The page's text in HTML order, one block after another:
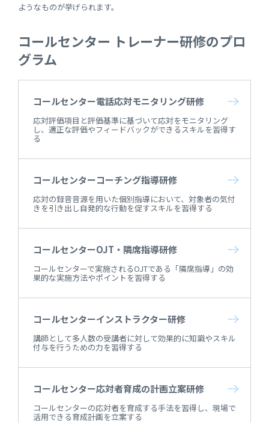
ようなものが挙げられます。
コールセンター トレーナー研修のプロ
グラム
コールセンター電話応対モニタリング研修
応対評価項目と評価基準に基づいて応対をモニタリング
し、適正な評価やフィードバックができるスキルを習得す
る
コールセンターコーチング指導研修
応対の録音音源を用いた個別指導において、対象者の気付
きを引き出し自発的な行動を促すスキルを習得する
コールセンターOJT・隣席指導研修
コールセンターで実施されるOJTである「隣席指導」の効
果的な実施方法やポイントを習得する
コールセンターインストラクター研修
講師として多人数の受講者に対して効果的に知識やスキル
付与を行うための力を習得する
コールセンター応対者育成の計画立案研修
コールセンターの応対者を育成する手法を習得し、現場で
活用できる育成計画を立案する